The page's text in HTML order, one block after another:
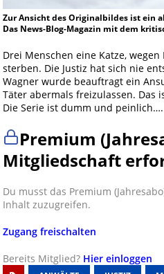
Zur Ansicht des Originalbildes ist ein
Das News-Blog-Magazin mit dem
Drei Menschen eine Katze,
sterben. Die Justiz hat sich nie
Wagner wurde beauftragt ein
Täter abermals freizulassen. Das
Die Serie ist dumm und peinlich….
Premium
Mitgliedschaft
Du musst das Premium
Inhalt zuzugreifen.
Zugang freischalten
Bereits Mitglied? Hier einloggen